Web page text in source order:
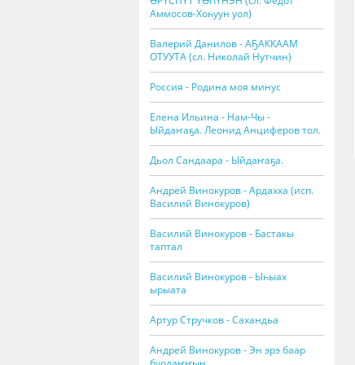
Аммосов-Хоһуун уол)
Валерий Данилов - АҔАККААМ
ОТУУТА (сл. Николай Нутчин)
Россия - Родина моя минус
Елена Ильина - Нам-Чы -
Ыйдаҥаҕа. Леонид Анциферов тол.
Дьол Сандаара - Ыйдаҥаҕа.
Андрей Винокуров - Ардахха (исп.
Василий Винокуров)
Василий Винокуров - Бастакы
таптал
Василий Винокуров - Ыһыах
ырыата
Артур Стручков - Сахандьа
Андрей Винокуров - Эн эрэ баар